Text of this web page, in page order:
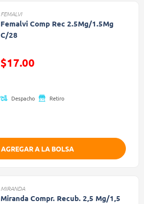
FEMALVI
Femalvi Comp Rec 2.5Mg/1.5Mg
C/28
Precio reducido de
$17.00
Despacho Retiro
AGREGAR A LA BOLSA
MIRANDA
Miranda Compr. Recub. 2,5 Mg/1,5